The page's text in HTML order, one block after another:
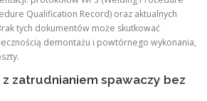
Qualification Record) oraz aktualnych
tych dokumentów może skutkować
demontażu i powtórnego wykonania,
z zatrudnianiem spawaczy bez